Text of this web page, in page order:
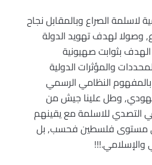
الصراع وبالمقابل نجاح
وصولا لهدف تهويد الدولة
بثوابت صهيونية
والمؤثرات الدولية
النظامي الرسمي
وطل علينا جيش من
التصدي للاسلمة مع يقينهم
مستوى فلسطين فحسب, بل
والإسلامي.!!!